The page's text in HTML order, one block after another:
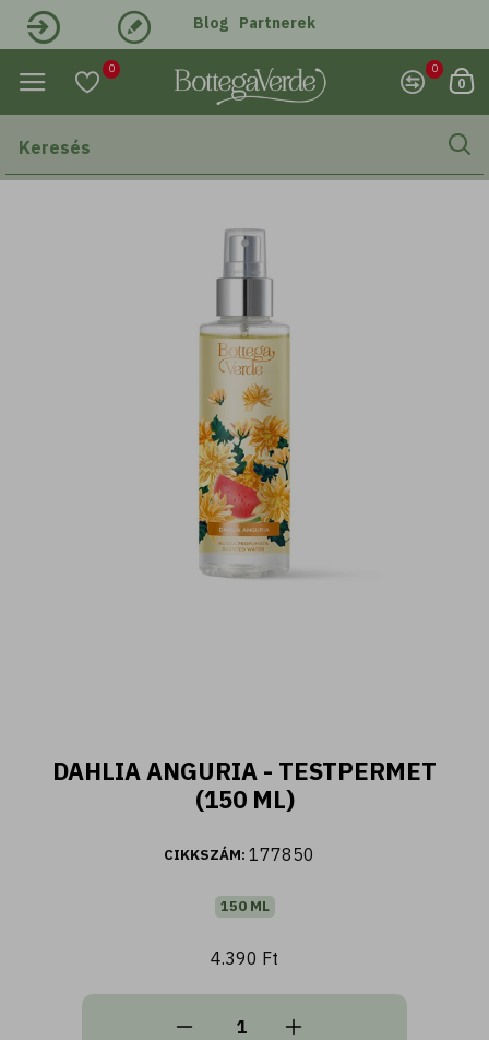
Fiori d'Oriente - Tusfürdő ylang ylang és
damaszkuszi rózsa kivonattal (400 ml)
2.590 Ft
Kosárba
Belépés Regisztráció
Blog Partnerek
0 0
0
DAHLIA ANGURIA - TESTPERMET
(150 ML)
CIKKSZÁM: 177850
150 ML
4.390 Ft